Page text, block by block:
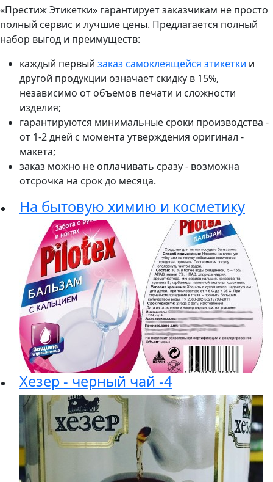
«Престиж Этикетки» гарантирует заказчикам не просто
полный сервис и лучшие цены. Предлагается полный
набор выгод и преимуществ:
каждый первый заказ самоклеящейся этикетки и
другой продукции означает скидку в 15%,
независимо от объемов печати и сложности
изделия;
гарантируются минимальные сроки производства -
от 1-2 дней с момента утверждения оригинал -
макета;
заказ можно не оплачивать сразу - возможна
отсрочка на срок до месяца.
На бытовую химию и косметику
Хезер - черный чай -4